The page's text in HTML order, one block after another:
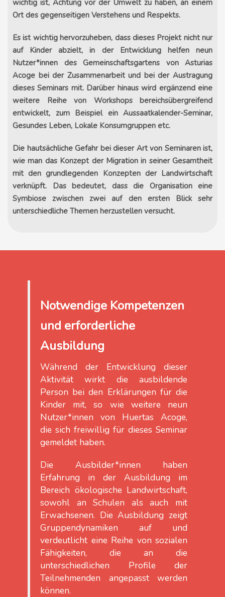
wichtig ist, Achtung vor der Umwelt zu haben, an einem
Ort des gegenseitigen Verstehens und Respekts.
Es ist wichtig hervorzuheben, dass dieses Projekt nicht nur
auf Kinder abzielt, in der Entwicklung helfen neun
Nutzer*innen des Gemeinschaftsgartens von Asturias
Acoge bei der Zusammenarbeit und bei der Austragung
dieses Seminars mit. Darüber hinaus wird ergänzend eine
weitere Reihe von Workshops bereichsübergreifend
entwickelt, zum Beispiel ein Aussaatkalender-Seminar,
Gesundes Leben, Lokale Konsumgruppen etc.
Die hautsächliche Gefahr bei dieser Art von Seminaren ist,
wie man das Konzept der Migration in seiner Gesamtheit
mit den grundlegenden Konzepten der Landwirtschaft
verknüpft. Das bedeutet, dass die Organisation eine
Symbiose zwischen zwei auf den ersten Blick sehr
unterschiedliche Themen herzustellen versucht.
Notwendige Kompetenzen
und erforderliche
Ausbildung
Während der Entwicklung dieser
Aktivität wirkt die ausbildende
Person bei den Erklärungen für die
Kinder mit, so wie weitere neun
Nutzer*innen von Huertas Acoge,
die sich freiwillig für dieses Seminar
gemeldet haben.
Die Ausbilder*innen haben
Erfahrung in der Ausbildung im
Bereich ökologische Landwirtschaft,
sowohl an Schulen als auch mit
Erwachsenen. Die Ausbildung zeigt
Gruppendynamiken auf und
verdeutlicht eine Reihe von sozialen
Fähigkeiten, die an die
unterschiedlichen Profile der
Teilnehmenden angepasst werden
können.